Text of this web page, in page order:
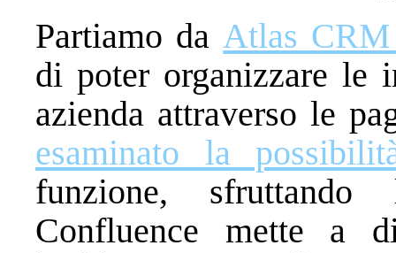
Partiamo da Atlas
di poter organizzare le
azienda attraverso le
esaminato la
funzione,
Confluence mette a